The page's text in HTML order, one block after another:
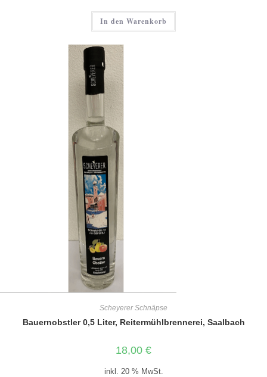
In den Warenkorb
Scheyerer Schnäpse
Bauernobstler 0,5 Liter, Reitermühlbrennerei, Saalbach
18,00 €
inkl. 20 % MwSt.